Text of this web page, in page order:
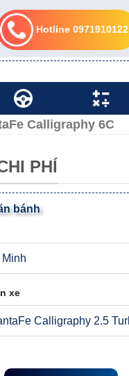
Hotline 0971910122
Calligraphy 6C
PHÍ
bánh
xe